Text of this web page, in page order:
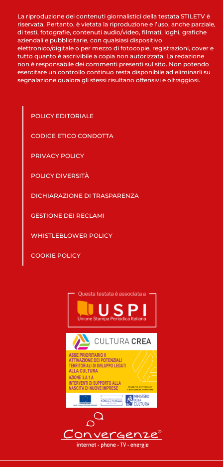
La riproduzione dei contenuti giornalistici della testata STILETV è
riservata. Pertanto, è vietata la riproduzione e l’uso, anche parziale,
di testi, fotografie, contenuti audio/video, filmati, loghi, grafiche
aziendali e pubblicitarie, con qualsiasi dispositivo
elettronico/digitale o per mezzo di fotocopie, registrazioni, cover e
tutto quanto è ascrivibile a copia non autorizzata. La redazione
non è responsabile dei commenti presenti sul sito. Non potendo
esercitare un controllo continuo resta disponibile ad eliminarli su
segnalazione qualora gli stessi risultano offensivi e oltraggiosi.
POLICY EDITORIALE
CODICE ETICO CONDOTTA
PRIVACY POLICY
POLICY DIVERSITÀ
DICHIARAZIONE DI TRASPARENZA
GESTIONE DEI RECLAMI
WHISTLEBLOWER POLICY
COOKIE POLICY